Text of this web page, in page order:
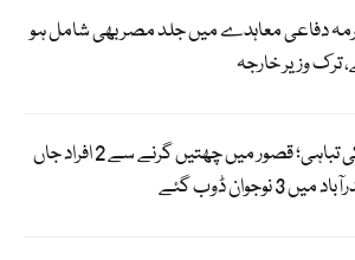
دفاعی معاہدے میں جلد مصر بھی شامل ہو
ترک وزیر خارجہ
بارشوں کی تباہی؛ قصور میں چھتیں گرنے سے 2 افراد جاں
3 نوجوان ڈوب گئے